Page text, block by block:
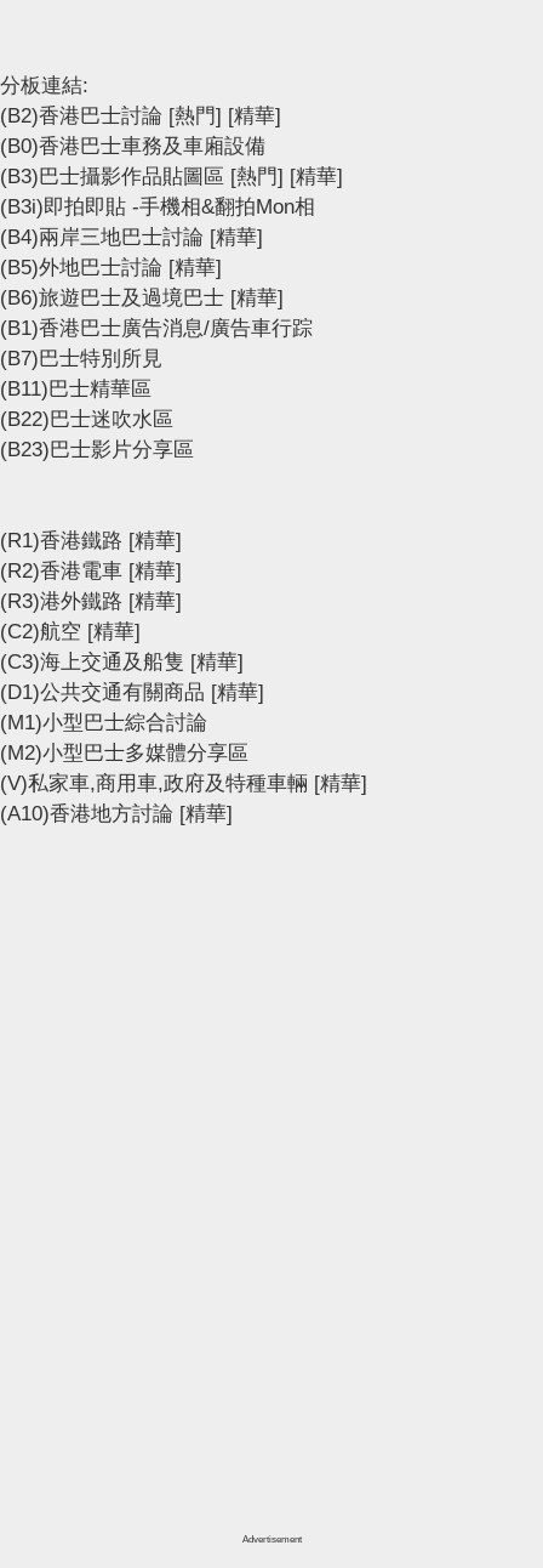
分板連結:
(B2)香港巴士討論 [熱門] [精華]
(B0)香港巴士車務及車廂設備
(B3)巴士攝影作品貼圖區 [熱門] [精華]
(B3i)即拍即貼 -手機相&翻拍Mon相
(B4)兩岸三地巴士討論 [精華]
(B5)外地巴士討論 [精華]
(B6)旅遊巴士及過境巴士 [精華]
(B1)香港巴士廣告消息/廣告車行踪
(B7)巴士特別所見
(B11)巴士精華區
(B22)巴士迷吹水區
(B23)巴士影片分享區
(R1)香港鐵路 [精華]
(R2)香港電車 [精華]
(R3)港外鐵路 [精華]
(C2)航空 [精華]
(C3)海上交通及船隻 [精華]
(D1)公共交通有關商品 [精華]
(M1)小型巴士綜合討論
(M2)小型巴士多媒體分享區
(V)私家車,商用車,政府及特種車輛 [精華]
(A10)香港地方討論 [精華]
Advertisement